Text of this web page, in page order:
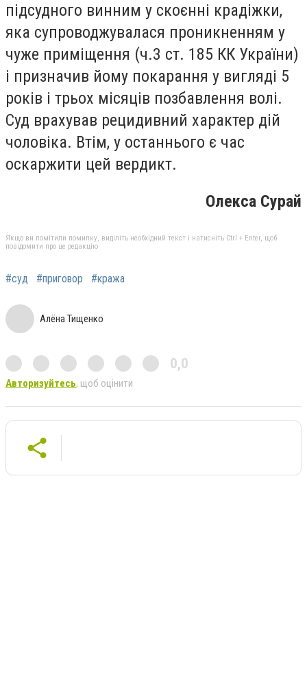
підсудного винним у скоєнні крадіжки,
яка супроводжувалася проникненням у
чуже приміщення (ч.3 ст. 185 КК України)
і призначив йому покарання у вигляді 5
років і трьох місяців позбавлення волі.
Суд врахував рецидивний характер дій
чоловіка. Втім, у останнього є час
оскаржити цей вердикт.
Олекса Сурай
Якщо ви помітили помилку, виділіть необхідний текст і натисніть Ctrl + Enter, щоб
повідомити про це редакцію
#суд #приговор #кража
Алёна Тищенко
0,0
Авторизуйтесь, щоб оцінити